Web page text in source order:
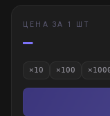
ЦЕНА ЗА 1 ШТ
—
×10 ×100 ×